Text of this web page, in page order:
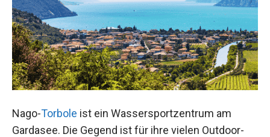
Nago-Torbole ist ein Wassersportzentrum am
Gardasee. Die Gegend ist für ihre vielen Outdoor-